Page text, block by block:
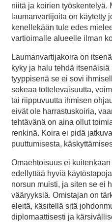
niitä ja koirien työskentelyä.
laumanvartijoita on käytetty
kenellekään tule edes
vartioimalle alueelle ilman
Laumanvartijakoira on
kyky ja halu tehdä
tyyppisenä se ei sovi
sokeaa tottelevaisuutta,
tai riippuvuutta ihmisen
eivät ole harrastuskoiria,
tehtävänä on aina ollut
renkinä. Koira ei pidä
puuttumisesta,
Omaehtoisuus ei
edellyttää hyviä
norsun muisti, ja siten se ei
vääryyksiä. Omistajan on
eleitä, käsitellä sitä
diplomaattisesti ja